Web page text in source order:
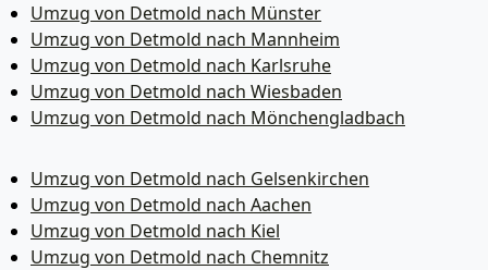
Umzug von Detmold nach Münster
Umzug von Detmold nach Mannheim
Umzug von Detmold nach Karlsruhe
Umzug von Detmold nach Wiesbaden
Umzug von Detmold nach Mönchen­gladbach
Umzug von Detmold nach Gelsenkirchen
Umzug von Detmold nach Aachen
Umzug von Detmold nach Kiel
Umzug von Detmold nach Chemnitz